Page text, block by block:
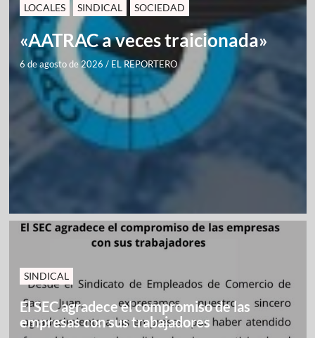
LOCALES SINDICAL SOCIEDAD
«AATRAC a veces traicionada»
6 de agosto de 2026 / EL REPORTERO
SINDICAL
El SEC agradece el compromiso de las
empresas con sus trabajadores